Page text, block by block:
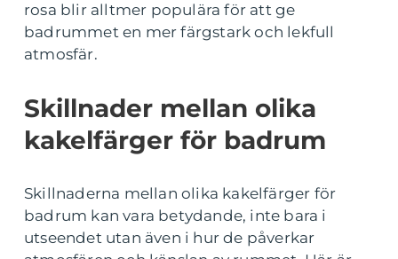
rosa blir alltmer populära för att ge
badrummet en mer färgstark och lekfull
atmosfär.
Skillnader mellan olika
kakelfärger för badrum
Skillnaderna mellan olika kakelfärger för
badrum kan vara betydande, inte bara i
utseendet utan även i hur de påverkar